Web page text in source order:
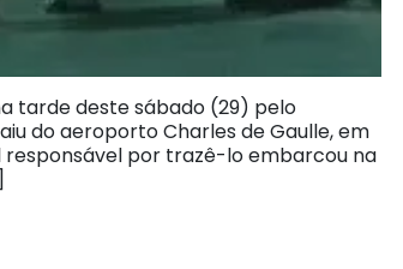
tarde deste sábado (29) pelo
do aeroporto Charles de Gaulle, em
responsável por trazê-lo embarcou na